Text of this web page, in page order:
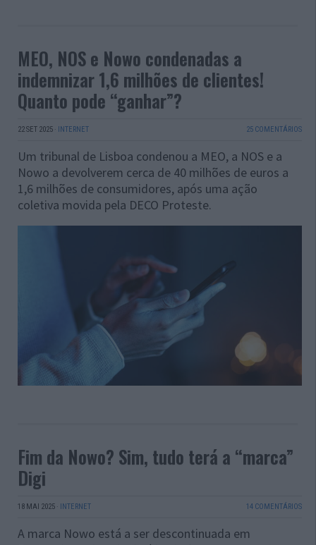
MEO, NOS e Nowo condenadas a
indemnizar 1,6 milhões de clientes!
Quanto pode “ganhar”?
22 SET 2025 · INTERNET 25 COMENTÁRIOS
Um tribunal de Lisboa condenou a MEO, a NOS e a
Nowo a devolverem cerca de 40 milhões de euros a
1,6 milhões de consumidores, após uma ação
coletiva movida pela DECO Proteste.
Fim da Nowo? Sim, tudo terá a “marca”
Digi
18 MAI 2025 · INTERNET 14 COMENTÁRIOS
A marca Nowo está a ser descontinuada em